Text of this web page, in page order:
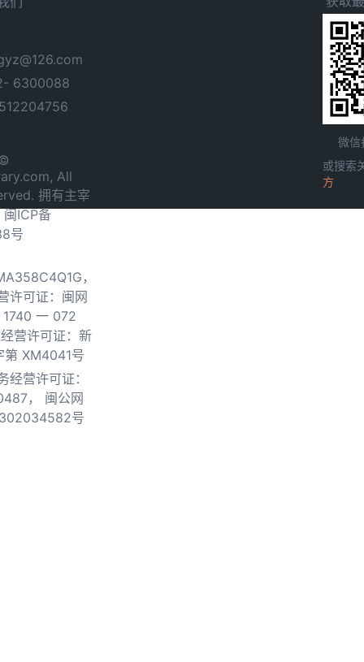
6300088
All
拥有主宰
闽ICP备
号
，
许可证：闽网
一 072
营许可证：新
第 XM4041号
经营许可证：
，
闽公网
号
微信
或搜索
方